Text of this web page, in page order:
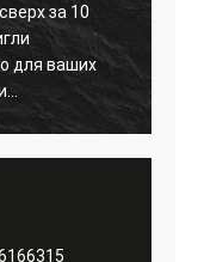
за 10
для ваших
Наше